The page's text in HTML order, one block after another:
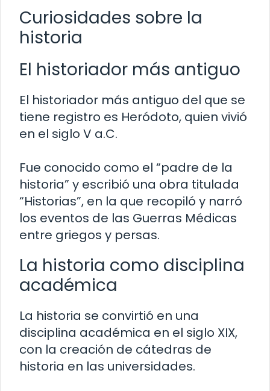
Curiosidades sobre la
historia
El historiador más antiguo
El historiador más antiguo del que se
tiene registro es Heródoto, quien vivió
en el siglo V a.C.
Fue conocido como el “padre de la
historia” y escribió una obra titulada
“Historias”, en la que recopiló y narró
los eventos de las Guerras Médicas
entre griegos y persas.
La historia como disciplina
académica
La historia se convirtió en una
disciplina académica en el siglo XIX,
con la creación de cátedras de
historia en las universidades.